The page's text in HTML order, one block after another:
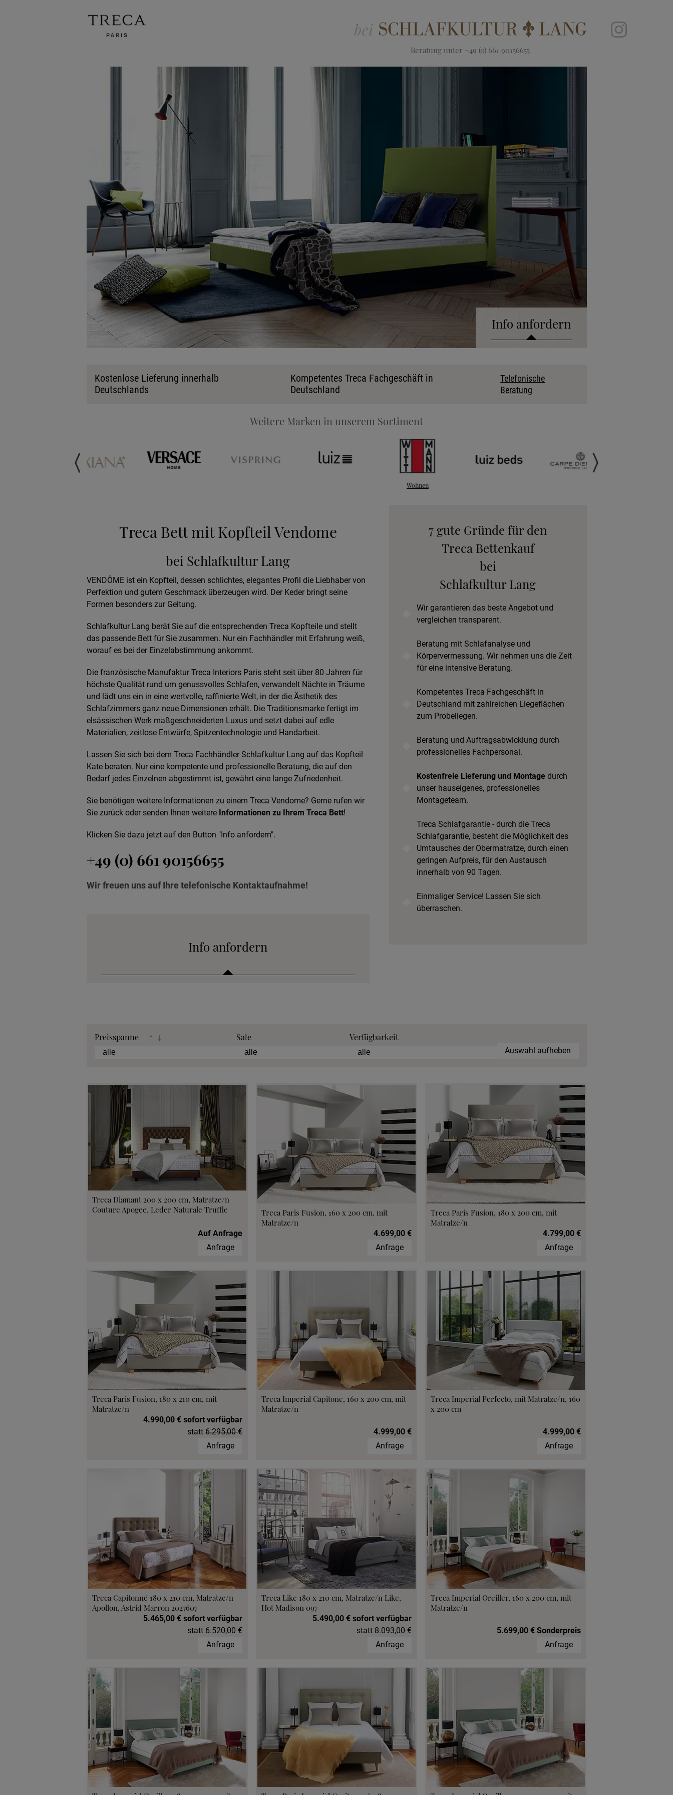
Beratung unter +49 (0) 661 90156655
Info anfordern
Katalog anfordern
Telefonische Beratung
anfordern
Beratungstermin
vereinbaren
Probeschlafen im Hotel
Kostenlose Lieferung innerhalb
Deutschlands
Kompetentes Treca Fachgeschäft in
Deutschland
Telefonische
Beratung
Weitere Marken in unserem Sortiment
Wohnen
Treca Bett mit Kopfteil Vendome
bei Schlafkultur Lang
VENDÔME ist ein Kopfteil, dessen schlichtes, elegantes Profil die Liebhaber von
Perfektion und gutem Geschmack überzeugen wird. Der Keder bringt seine
Formen besonders zur Geltung.
Schlafkultur Lang berät Sie auf die entsprechenden Treca Kopfteile und stellt
das passende Bett für Sie zusammen. Nur ein Fachhändler mit Erfahrung weiß,
worauf es bei der Einzelabstimmung ankommt.
Die französische Manufaktur Treca Interiors Paris steht seit über 80 Jahren für
höchste Qualität rund um genussvolles Schlafen, verwandelt Nächte in Träume
und lädt uns ein in eine wertvolle, raffinierte Welt, in der die Ästhetik des
Schlafzimmers ganz neue Dimensionen erhält. Die Traditionsmarke fertigt im
elsässischen Werk maßgeschneiderten Luxus und setzt dabei auf edle
Materialien, zeitlose Entwürfe, Spitzentechnologie und Handarbeit.
Lassen Sie sich bei dem Treca Fachhändler Schlafkultur Lang auf das Kopfteil
Kate beraten. Nur eine kompetente und professionelle Beratung, die auf den
Bedarf jedes Einzelnen abgestimmt ist, gewährt eine lange Zufriedenheit.
Sie benötigen weitere Informationen zu einem Treca Vendome? Gerne rufen wir
Sie zurück oder senden Ihnen weitere Informationen zu Ihrem Treca Bett!
Klicken Sie dazu jetzt auf den Button "Info anfordern".
+49 (0) 661 90156655
Wir freuen uns auf Ihre telefonische Kontaktaufnahme!
Info anfordern
Stoffkollektion anfordern
Telefonische Beratung anfordern
Angebot anfordern
Beratungstermin vereinbaren
Probeschlafen im Hotel
7 gute Gründe für den
Treca Bettenkauf
bei
Schlafkultur Lang
Wir garantieren das beste Angebot und
vergleichen transparent.
Beratung mit Schlafanalyse und
Körpervermessung. Wir nehmen uns die Zeit
für eine intensive Beratung.
Kompetentes Treca Fachgeschäft in
Deutschland mit zahlreichen Liegeflächen
zum Probeliegen.
Beratung und Auftragsabwicklung durch
professionelles Fachpersonal.
Kostenfreie Lieferung und Montagedurch
unser hauseigenes, professionelles
Montageteam.
Treca Schlafgarantie - durch die Treca
Schlafgarantie, besteht die Möglichkeit des
Umtausches der Obermatratze, durch einen
geringen Aufpreis, für den Austausch
innerhalb von 90 Tagen.
Einmaliger Service! Lassen Sie sich
überraschen.
Preisspanne ↑ ↓ Sale Verfügbarkeit
Auswahl aufheben
Treca Diamant 200 x 200 cm, Matratze/n
Couture Apogee, Leder Naturale Truffle
Auf Anfrage
Anfrage
Treca Paris Fusion, 160 x 200 cm, mit
Matratze/n
4.699,00 €
Anfrage
Treca Paris Fusion, 180 x 200 cm, mit
Matratze/n
4.799,00 €
Anfrage
Treca Paris Fusion, 180 x 210 cm, mit
Matratze/n
4.990,00 € sofort verfügbar
statt 6.295,00 €
Anfrage
Treca Imperial Capitone, 160 x 200 cm, mit
Matratze/n
4.999,00 €
Anfrage
Treca Imperial Perfecto, mit Matratze/n, 160
x 200 cm
4.999,00 €
Anfrage
Treca Capitonné 180 x 210 cm, Matratze/n
Apollon, Astrid Marron 2027607
5.465,00 € sofort verfügbar
statt 6.520,00 €
Anfrage
Treca Like 180 x 210 cm, Matratze/n Like,
Hot Madison 097
5.490,00 € sofort verfügbar
statt8.093,00 €
Anfrage
Treca Imperial Oreiller, 160 x 200 cm, mit
Matratze/n
5.699,00 € Sonderpreis
Anfrage